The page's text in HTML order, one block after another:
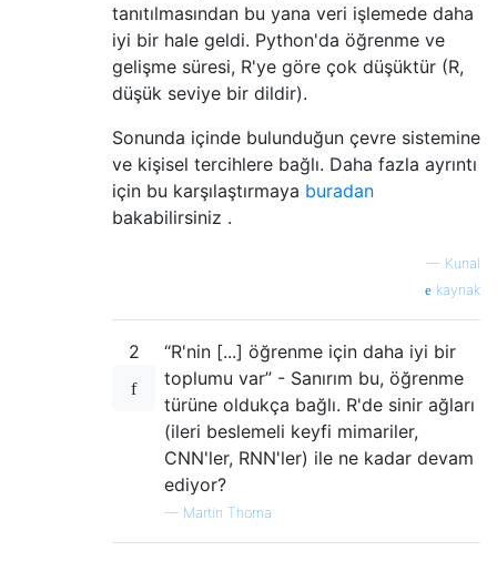
tanıtılmasından bu yana veri işlemede daha
iyi bir hale geldi. Python'da öğrenme ve
gelişme süresi, R'ye göre çok düşüktür (R,
düşük seviye bir dildir).
Sonunda içinde bulunduğun çevre sistemine
ve kişisel tercihlere bağlı. Daha fazla ayrıntı
için bu karşılaştırmaya buradan
bakabilirsiniz .
— Kunal
kaynak
2
“R'nin [...] öğrenme için daha iyi bir
toplumu var” - Sanırım bu, öğrenme
türüne oldukça bağlı. R'de sinir ağları
(ileri beslemeli keyfi mimariler,
CNN'ler, RNN'ler) ile ne kadar devam
ediyor?
— Martin Thoma